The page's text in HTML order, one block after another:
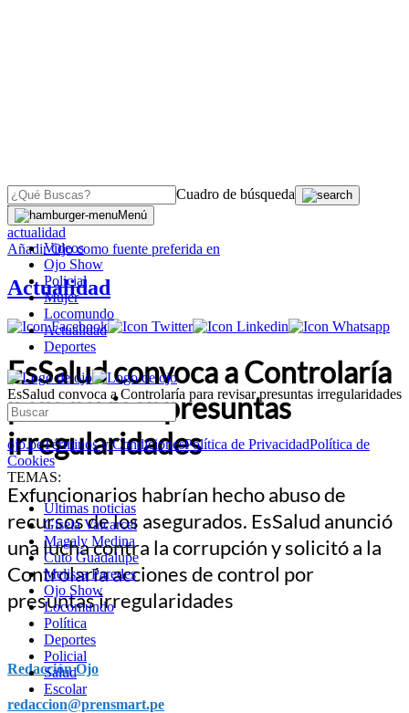
Cuadro de búsqueda
Menú
Videos
Ojo Show
Policial
Mujer
Locomundo
Actualidad
Deportes
EsSalud convoca a Controlaría para revisar presuntas irregularidades
ojo.peTérminos y CondicionesPolítica de PrivacidadPolítica de
Cookies
TEMAS:
Últimas noticias
Gisela Valcarcel
Magaly Medina
Cuto Guadalupe
Melissa Paredes
Ojo Show
Locomundo
Política
Deportes
Policial
Salud
Escolar
OJO
actualidad
AñadirOjocomo fuente preferida en
Actualidad
EsSalud convoca a Controlaría
para revisar presuntas
irregularidades
Exfuncionarios habrían hecho abuso de
recursos de los asegurados. EsSalud anunció
una lucha contra la corrupción y solicitó a la
Controlaría acciones de control por
presuntas irregularidades
Redacción Ojo
redaccion@prensmart.pe